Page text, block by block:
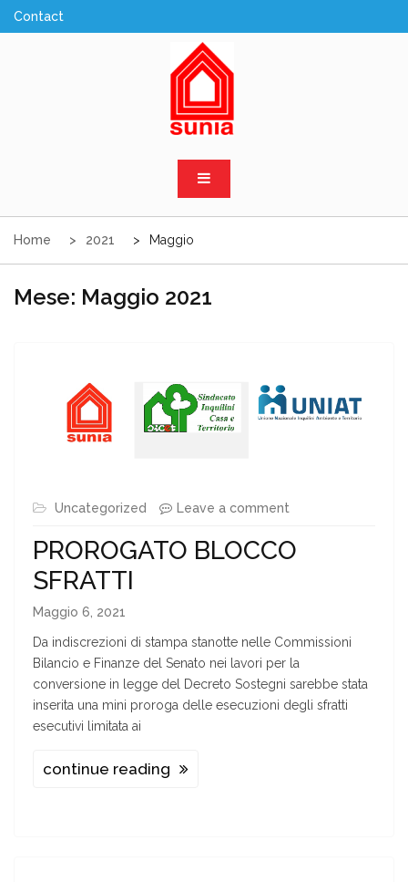
Skip
to
Home 2021 Maggio
Mese: Maggio 2021
Uncategorized Leave a comment
PROROGATO BLOCCO
SFRATTI
Maggio 6, 2021
Da indiscrezioni di stampa stanotte nelle Commissioni
Bilancio e Finanze del Senato nei lavori per la
conversione in legge del Decreto Sostegni sarebbe stata
inserita una mini proroga delle esecuzioni degli sfratti
esecutivi limitata ai
continue reading